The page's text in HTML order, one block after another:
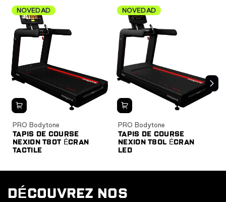
NOVEDAD
PRO Bodytone
TAPIS DE COURSE
NEXION T80T ÉCRAN
TACTILE
NOVEDAD
PRO Bodytone
TAPIS DE COURSE
NEXION T80L ÉCRAN
LED
DÉCOUVREZ NOS